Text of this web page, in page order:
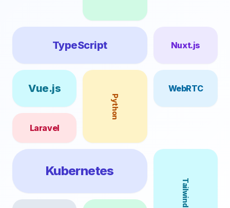
TypeScript Nuxt.js
Vue.js
Python
WebRTC
Laravel
Kubernetes
Tailwind